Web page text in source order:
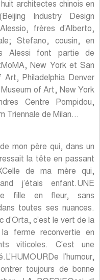
architectes chinois en
Industry Design
frères d’Alberto,
Stefano, cousin, en
Alessi font partie de
New York et San
Art, Philadelphia Denver
of Art, New York
Centre Pompidou,
Triennale de Milan…
mon père qui, dans un
la tête en passant
de ma mère qui,
j’étais enfant.UNE
fille en fleur, sans
toutes ses nuances.
d’Orta, c’est le vert de la
ferme reconvertie en
viticoles. C’est une
l’humour,
toujours de bonne